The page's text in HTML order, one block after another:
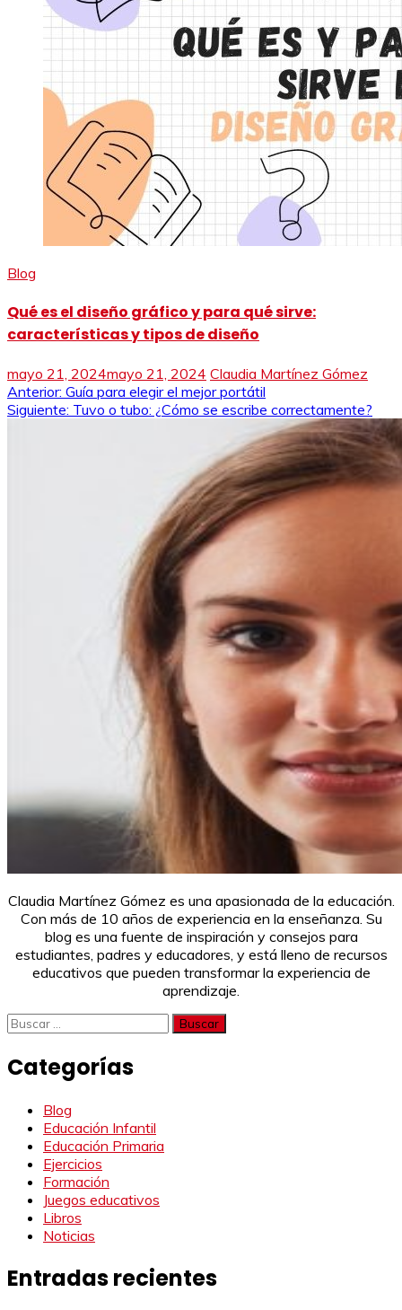
Blog
Qué es el diseño gráfico y para qué sirve:
características y tipos de diseño
mayo 21, 2024mayo 21, 2024 Claudia Martínez Gómez
Navegación
Anterior: Guía para elegir el mejor portátil
Siguiente: Tuvo o tubo: ¿Cómo se escribe correctamente?
Claudia Martínez Gómez es una apasionada de la educación.
Con más de 10 años de experiencia en la enseñanza. Su
blog es una fuente de inspiración y consejos para
estudiantes, padres y educadores, y está lleno de recursos
educativos que pueden transformar la experiencia de
aprendizaje.
Buscar:
Categorías
Blog
Educación Infantil
Educación Primaria
Ejercicios
Formación
Juegos educativos
Libros
Noticias
Entradas recientes